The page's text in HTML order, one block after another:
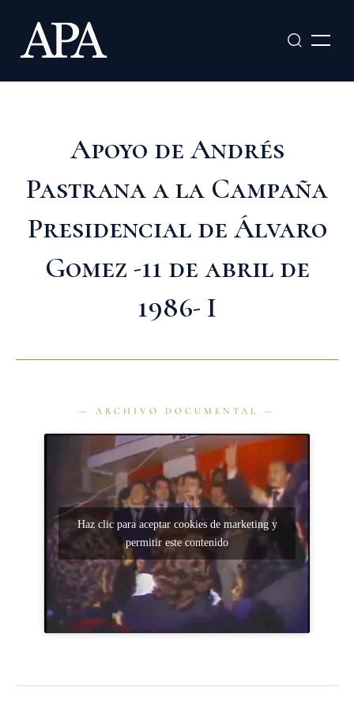
contenido
Apoyo de Andrés
Pastrana a la Campaña
Presidencial de Álvaro
Gomez -11 de abril de
1986- I
Haz clic para aceptar cookies de marketing y
permitir este contenido